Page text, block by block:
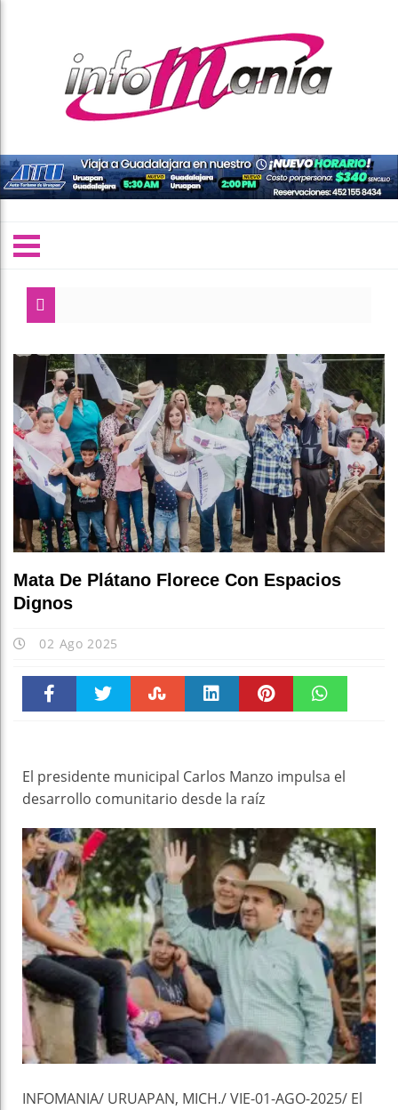
“Necesitamos
Fortalece
Fiscalía
Mata De Plátano Florece Con Espacios
Dignos
02 Ago 2025
pt
El presidente municipal Carlos Manzo impulsa el
desarrollo comunitario desde la raíz
INFOMANIA/ URUAPAN, MICH./ VIE-01-AGO-2025/ El